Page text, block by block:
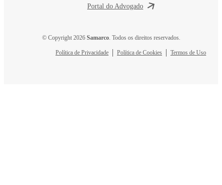
Portal do Advogado
© Copyright 2026 Samarco. Todos os direitos reservados.
Política de Privacidade Política de Cookies Termos de Uso